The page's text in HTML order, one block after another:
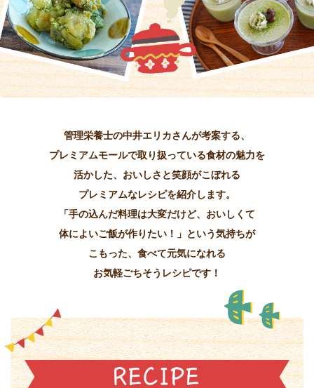
管理栄養士の中井エリカさんが考案する、
プレミアムモールで取り扱っている食材の魅力を
活かした、 おいしさと笑顔がこぼれる
プレミアムなレシピを紹介します。
「手の込んだ料理は大変だけど、おいしくて
体によいご飯が作りたい！」という気持ちが
こもった、 食べて元気になれる
お気軽ごちそうレシピです！